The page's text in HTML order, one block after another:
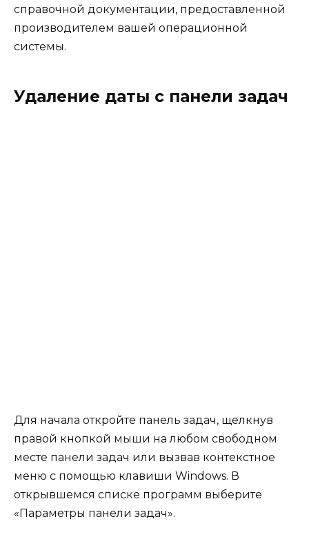
справочной документации, предоставленной
производителем вашей операционной
системы.
Удаление даты с панели задач
Для начала откройте панель задач, щелкнув
правой кнопкой мыши на любом свободном
месте панели задач или вызвав контекстное
меню с помощью клавиши Windows. В
открывшемся списке программ выберите
«Параметры панели задач».